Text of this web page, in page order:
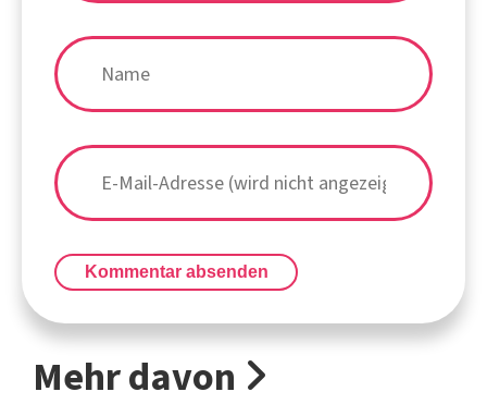
Kommentar absenden
Mehr davon